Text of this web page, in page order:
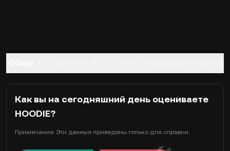
Как вы на сегодняшний день оцениваете
HOODIE?
Примечание: Эти данные приведены только для справки.